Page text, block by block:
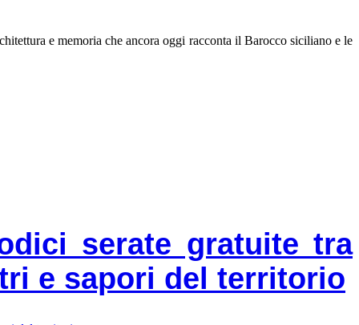
e memoria che ancora oggi racconta il Barocco siciliano e le
serate gratuite tra
e sapori del territorio